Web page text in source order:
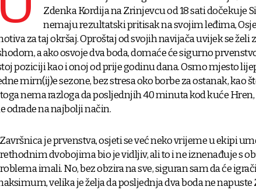
Zdenka Kordija na Zrinjevcu od 18 sati dočekuje
nemaju rezultatski pritisak na svojim leđima,
za taj okršaj. Oproštaj od svojih navijača uvijek se
a ako osvoje dva boda, domaće će sigurno
poziciji kao i onoj od prije godinu dana. Osmo mjesto
mirn(ij)e sezone, bez stresa oko borbe za ostanak, kao
nema razloga da posljednjih 40 minuta kod kuće
odrade na najbolji način.
je prvenstva, osjeti se već neko vrijeme u ekipi
dvobojima bio je vidljiv, ali to i ne iznenađuje s
imali. No, bez obzira na sve, siguran sam da će
velika je želja da posljednja dva boda ne